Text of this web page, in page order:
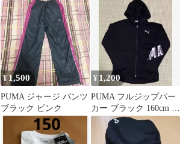
¥ 1,500
PUMA ジャージ パンツ
ブラック ピンク
¥ 1,200
PUMA フルジップパー
カー ブラック 160cm 綿
100%